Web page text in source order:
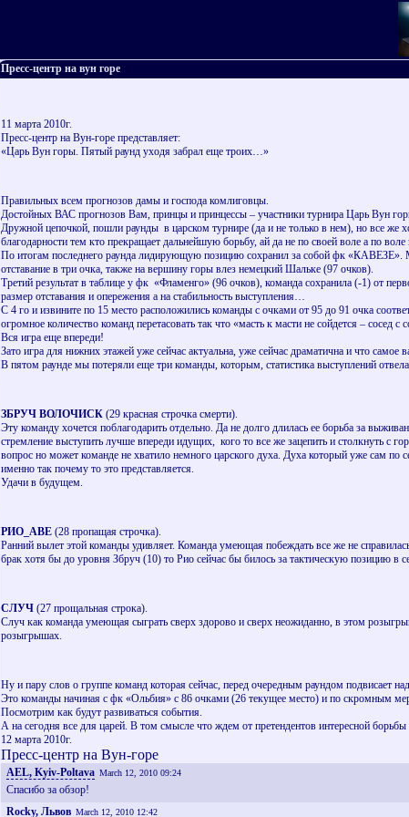
Пресс-центр на вун горе
11 марта 2010г.
Пресс-центр на Вун-горе представляет:
«Царь Вун горы. Пятый раунд уходя забрал еще троих…»
Правильных всем прогнозов дамы и господа комлиговцы.
Достойных ВАС прогнозов Вам, принцы и принцессы – участники турнира Царь Вун
Дружной цепочкой, пошли раунды в царском турнире (да и не только в нем), но все же
благодарности тем кто прекращает дальнейшую борьбу, ай да не по своей воле а по
По итогам последнего раунда лидирующую позицию сохранил за собой фк «КАВЕЗЕ».
отставание в три очка, также на вершину горы влез немецкий Шальке (97 очков).
Третий результат в таблице у фк «Фламенго» (96 очков), команда сохранила (-1) от
размер отставания и опережения а на стабильность выступления…
С 4 го и извините по 15 место расположились команды с очками от 95 до 91 очка
огромное количество команд перетасовать так что «масть к масти не сойдется – сосед с
Вся игра еще впереди!
Зато игра для нижних этажей уже сейчас актуальна, уже сейчас драматична и что самое
В пятом раунде мы потеряли еще три команды, которым, статистика выступлений
ЗБРУЧ ВОЛОЧИСК (29 красная строчка смерти).
Эту команду хочется поблагодарить отдельно. Да не долго длилась ее борьба за
стремление выступить лучше впереди идущих, кого то все же зацепить и столкнуть с
вопрос но может команде не хватило немного царского духа. Духа который уже сам
именно так почему то это представляется.
Удачи в будущем.
РИО_АВЕ (28 пропащая строчка).
Ранний вылет этой команды удивляет. Команда умеющая побеждать все же не
брак хотя бы до уровня Збруч (10) то Рио сейчас бы билось за тактическую позицию в
СЛУЧ (27 прощальная строка).
Случ как команда умеющая сыграть сверх здорово и сверх неожиданно, в этом
розыгрышах.
Ну и пару слов о группе команд которая сейчас, перед очередным раундом подвисает
Это команды начиная с фк «Ольбия» с 86 очками (26 текущее место) и по скромным
Посмотрим как будут развиваться события.
А на сегодня все для царей. В том смысле что ждем от претендентов интересной
12 марта 2010г.
Пресс-центр на Вун-горе
AEL, Kyiv-Poltava March 12, 2010 09:24
Спасибо за обзор!
Rocky, Львов March 12, 2010 12:42